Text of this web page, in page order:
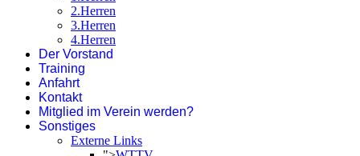
2.Herren
3.Herren
4.Herren
Der Vorstand
Training
Anfahrt
Kontakt
Mitglied im Verein werden?
Sonstiges
Externe Links